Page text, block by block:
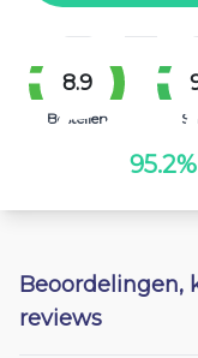
8.9
Bestellen
95.2%
Beoordelingen,
reviews